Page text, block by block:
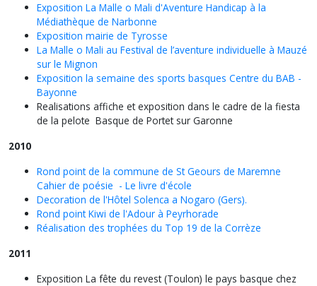
Exposition La Malle o Mali d'Aventure Handicap à la
Médiathèque de Narbonne
Exposition mairie de Tyrosse
La Malle o Mali au Festival de l’aventure individuelle à Mauzé
sur le Mignon
Exposition la semaine des sports basques Centre du BAB -
Bayonne
Realisations affiche et exposition dans le cadre de la fiesta
de la pelote Basque de Portet sur Garonne
2010
Rond point de la commune de St Geours de Maremne
Cahier de poésie - Le livre d'école
Decoration de l'Hôtel Solenca a Nogaro (Gers).
Rond point Kiwi de l'Adour à Peyrhorade
Réalisation des trophées du Top 19 de la Corrèze
2011
Exposition La fête du revest (Toulon) le pays basque chez